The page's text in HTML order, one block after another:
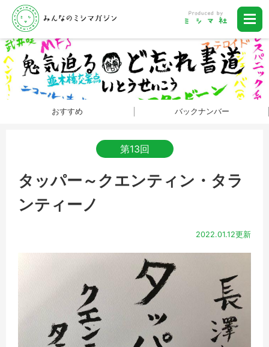
おすすめ バックナンバー
第13回
タッパー～クエンティン・タラ
ンティーノ
2022.01.12更新